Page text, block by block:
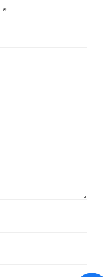
*